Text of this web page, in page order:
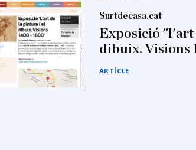
Surtdecasa.cat
Exposició "l'art
dibuix. Visions
ARTÍCLE